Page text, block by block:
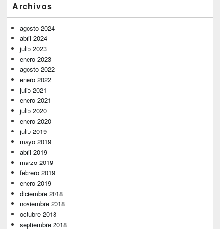
lateral
primaria
Archivos
agosto 2024
abril 2024
julio 2023
enero 2023
agosto 2022
enero 2022
julio 2021
enero 2021
julio 2020
enero 2020
julio 2019
mayo 2019
abril 2019
marzo 2019
febrero 2019
enero 2019
diciembre 2018
noviembre 2018
octubre 2018
septiembre 2018